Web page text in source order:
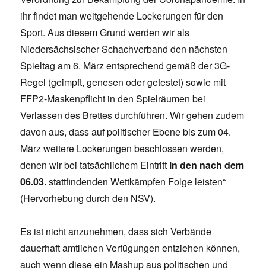
ihr findet man weitgehende Lockerungen für den
Sport. Aus diesem Grund werden wir als
Niedersächsischer Schachverband den nächsten
Spieltag am 6. März entsprechend gemäß der 3G-
Regel (geimpft, genesen oder getestet) sowie mit
FFP2-Maskenpflicht in den Spielräumen bei
Verlassen des Brettes durchführen. Wir gehen zudem
davon aus, dass auf politischer Ebene bis zum 04.
März weitere Lockerungen beschlossen werden,
denen wir bei tatsächlichem Eintritt in den nach dem
06.03.stattfindenden Wettkämpfen Folge leisten“
(Hervorhebung durch den NSV).
Es ist nicht anzunehmen, dass sich Verbände
dauerhaft amtlichen Verfügungen entziehen können,
auch wenn diese ein Mashup aus politischen und